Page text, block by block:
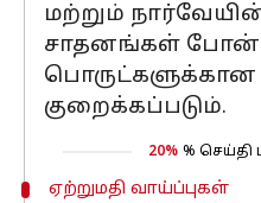
மற்றும்
சாதனங்கள்
குறைக்கப்படும்.
20% % செய்தி
ஏற்றுமதி வாய்ப்புகள்